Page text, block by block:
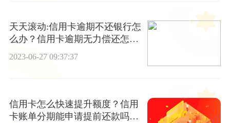
天天滚动:信用卡逾期不还银行怎
么办？信用卡逾期无力偿还怎么
2023-06-27 09:37:37
信用卡怎么快速提升额度？信用
卡账单分期能申请提前还款吗？-